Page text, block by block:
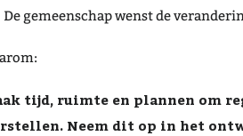
De gemeenschap wenst de
tijd, ruimte en plannen om
Neem dit op in het